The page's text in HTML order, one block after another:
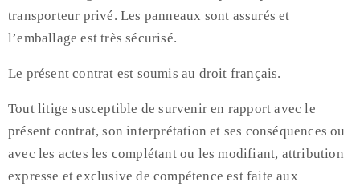
transporteur privé. Les panneaux sont assurés et
l’emballage est très sécurisé.
Le présent contrat est soumis au droit français.
Tout litige susceptible de survenir en rapport avec le
présent contrat, son interprétation et ses conséquences ou
avec les actes les complétant ou les modifiant, attribution
expresse et exclusive de compétence est faite aux